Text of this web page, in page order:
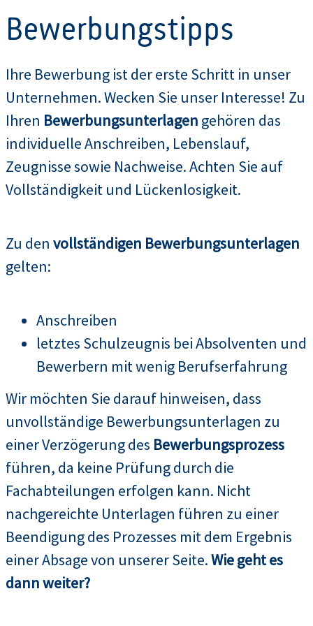
Bewerbungstipps
Ihre Bewerbung ist der erste Schritt in unser
Unternehmen. Wecken Sie unser Interesse! Zu
Ihren Bewerbungsunterlagen gehören das
individuelle Anschreiben, Lebenslauf,
Zeugnisse sowie Nachweise. Achten Sie auf
Vollständigkeit und Lückenlosigkeit.
Zu den vollständigen Bewerbungsunterlagen
gelten:
Anschreiben
letztes Schulzeugnis bei Absolventen und
Bewerbern mit wenig Berufserfahrung
Wir möchten Sie darauf hinweisen, dass
unvollständige Bewerbungsunterlagen zu
einer Verzögerung des Bewerbungsprozess
führen, da keine Prüfung durch die
Fachabteilungen erfolgen kann. Nicht
nachgereichte Unterlagen führen zu einer
Beendigung des Prozesses mit dem Ergebnis
einer Absage von unserer Seite.Wie geht es
dann weiter?